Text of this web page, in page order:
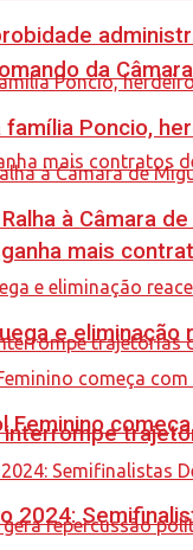
da
mais
interrompe
família Poncio,
à Câmara
e
Feminino
2024: